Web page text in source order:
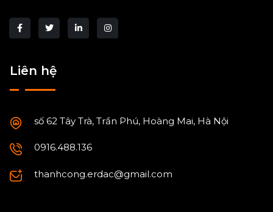
Liên hệ
số 62 Tây Trà, Trần Phú, Hoàng Mai, Hà Nội
0916.488.136
thanhcong.erdac@gmail.com